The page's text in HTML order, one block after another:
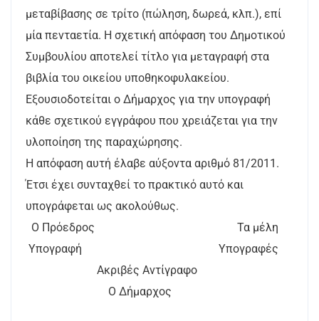
μεταβίβασης σε τρίτο (πώληση, δωρεά, κλπ.), επί
μία πενταετία. Η σχετική απόφαση του Δημοτικού
Συμβουλίου αποτελεί τίτλο για μεταγραφή στα
βιβλία του οικείου υποθηκοφυλακείου.
Εξουσιοδοτείται ο Δήμαρχος για την υπογραφή
κάθε σχετικού εγγράφου που χρειάζεται για την
υλοποίηση της παραχώρησης.
Η απόφαση αυτή έλαβε αύξοντα αριθμό 81/2011.
Έτσι έχει συνταχθεί το πρακτικό αυτό και
υπογράφεται ως ακολούθως.
Ο Πρόεδρος Τα μέλη
Υπογραφή Υπογραφές
Ακριβές Αντίγραφο
Ο Δήμαρχος